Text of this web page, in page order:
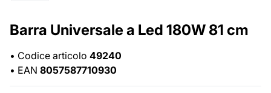
Barra Universale a Led 180W 81 cm
• Codice articolo 49240
• EAN 8057587710930